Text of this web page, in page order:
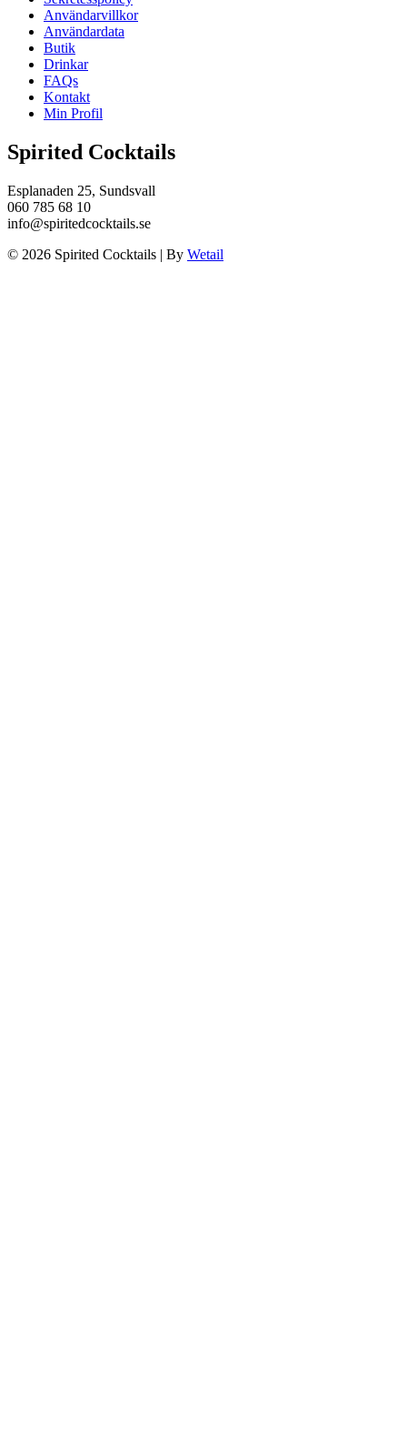
Användarvillkor
Användardata
Butik
Drinkar
FAQs
Kontakt
Min Profil
Spirited Cocktails
Esplanaden 25, Sundsvall
060 785 68 10
info@spiritedcocktails.se
© 2026 Spirited Cocktails | By Wetail